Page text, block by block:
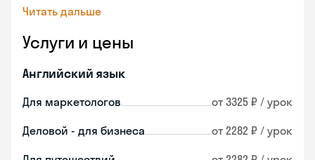
Читать дальше
Услуги и цены
Английский язык
Для маркетологов от 3325 ₽ / урок
Деловой - для бизнеса от 2282 ₽ / урок